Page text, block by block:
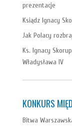
prezentacje
Ksiądz Ignacy
Jak Polacy
Ks. Ignacy
Władysława IV
KONKURS
Bitwa